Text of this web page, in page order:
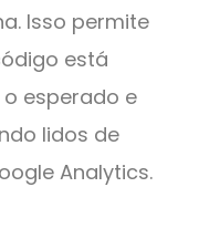
Isso permite
está
esperado e
lidos de
Analytics.